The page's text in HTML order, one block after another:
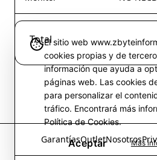
Total
GarantíasOutletNosotros
El sitio web
cookies propias y de
información que ayuda a
páginas web. Las cookies
para personalizar el
tráfico. Encontrará más
Política de Cookies.
Aceptar Más